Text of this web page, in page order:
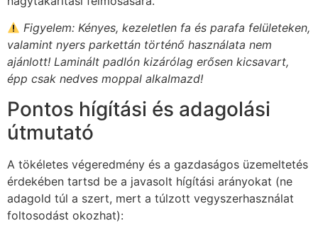
Figyelem: Kényes, kezeletlen fa és parafa felületeken,
valamint nyers parkettán történő használata nem
ajánlott! Laminált padlón kizárólag erősen kicsavart,
épp csak nedves moppal alkalmazd!
Pontos hígítási és adagolási
útmutató
A tökéletes végeredmény és a gazdaságos üzemeltetés
érdekében tartsd be a javasolt hígítási arányokat (ne
adagold túl a szert, mert a túlzott vegyszerhasználat
foltosodást okozhat):